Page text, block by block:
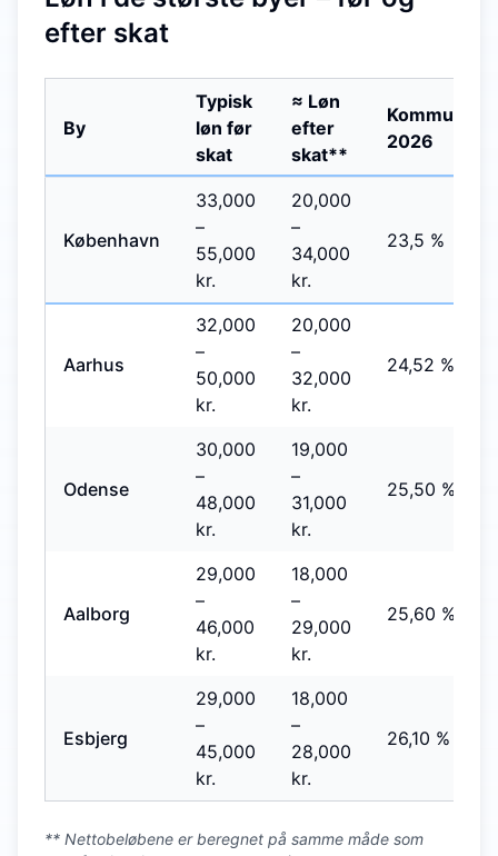
efter skat
By
Typisk
løn før
skat
≈ Løn
efter
skat**
2026
København
33,000
–
55,000
kr.
20,000
–
34,000
kr.
23,5 %
Aarhus
32,000
–
50,000
kr.
20,000
–
32,000
kr.
24,52 %
Odense
30,000
–
48,000
kr.
19,000
–
31,000
kr.
25,50 %
Aalborg
29,000
–
46,000
kr.
18,000
–
29,000
kr.
25,60 %
Esbjerg
29,000
–
45,000
kr.
18,000
–
28,000
kr.
26,10 %
** Nettobeløbene er beregnet på samme måde som